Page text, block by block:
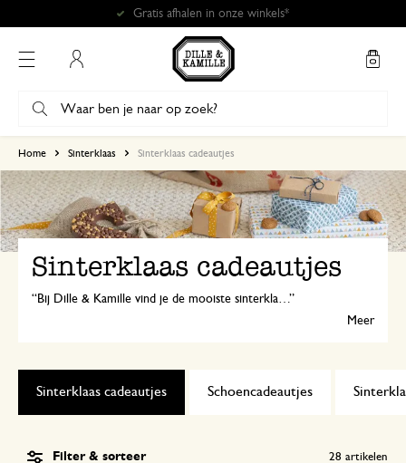
Home Sinterklaas Sinterklaas cadeautjes
Sinterklaas cadeautjes
Bij Dille & Kamille vind je de mooiste sinterklaascadeaus voor iedereen: voor de groen- of woonliefhebber, de creatieveling, de foodie én prachtig speelgoed voor de allerkleinsten van de familie.
Meer
Schoencadeautjes
Sinterklaas cadeautjes
Filter & sorteer 28 artikelen